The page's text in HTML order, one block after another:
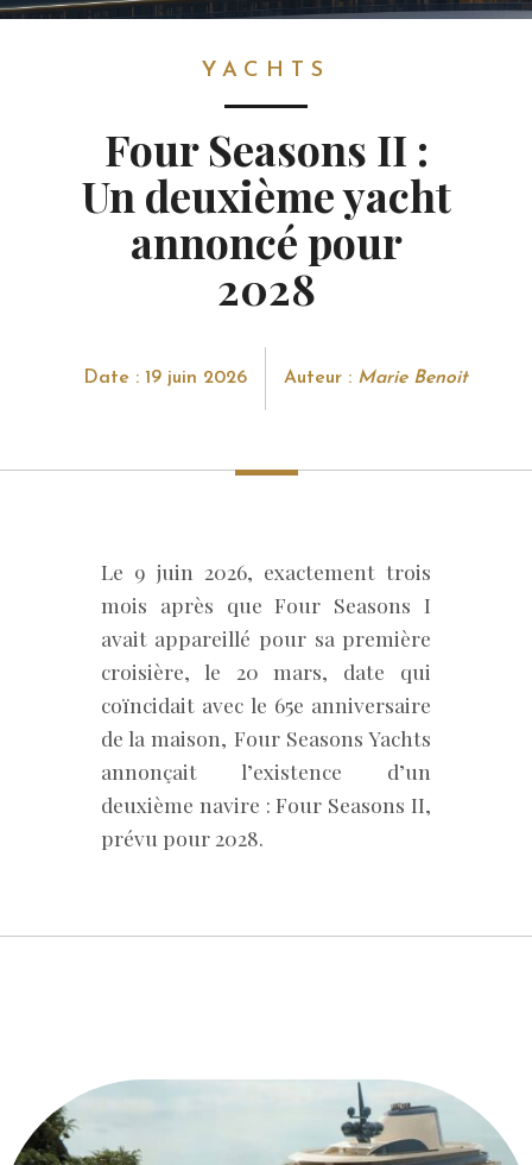
YACHTS
Four Seasons II :
Un deuxième yacht
annoncé pour
2028
Date : 19 juin 2026 Auteur : Marie Benoit
Le 9 juin 2026, exactement trois
mois après que Four Seasons I
avait appareillé pour sa première
croisière, le 20 mars, date qui
coïncidait avec le 65e anniversaire
de la maison, Four Seasons Yachts
annonçait l’existence d’un
deuxième navire : Four Seasons II,
prévu pour 2028.